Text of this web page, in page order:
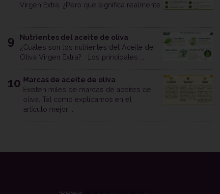
Virgen Extra. ¿Pero que significa realmente
9
Nutrientes del aceite de oliva
¿Cuáles son los nutrientes del Aceite de
Oliva Virgen Extra? Los principales ...
10 Marcas de aceite de oliva
Existen miles de marcas de aceites de
oliva. Tal como explicamos en el
artículo mejor ...